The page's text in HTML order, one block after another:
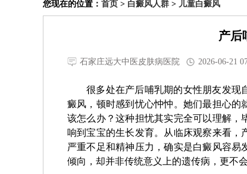
您现在的位置： 首页 > 白癜风人群 > 儿童白癜风
产后
石家庄远大中医皮肤病医院 2026-06-21
很多处在产后哺乳期的女性朋友发现
癜风，顿时感到忧心忡忡。她们最担心的
该怎么办？这种担忧其实完全可以理解，
响到宝宝的生长发育。从临床观察来看
严重不足和精神压力，确实是白癜风容
倾向，却并非传统意义上的遗传病，更不